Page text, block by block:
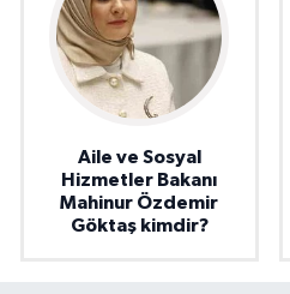
Aile ve Sosyal
Hizmetler Bakanı
Mahinur Özdemir
Göktaş kimdir?